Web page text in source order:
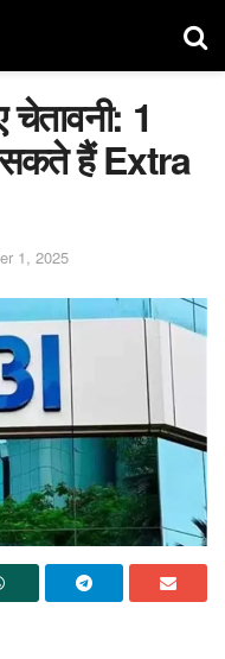
1
सकते हैं Extra
1, 2025